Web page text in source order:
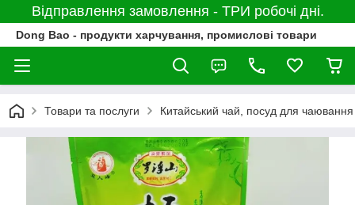
Відправлення замовлення - ТРИ робочі дні.
Dong Bao - продукти харчування, промислові товари
Товари та послуги Китайський чай, посуд для чаювання